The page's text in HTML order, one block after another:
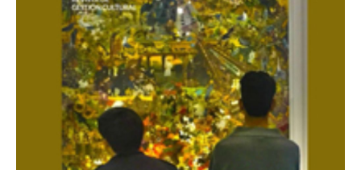
Estudiantes
Académicas/os
Funcionarias/os
Egresadas/os